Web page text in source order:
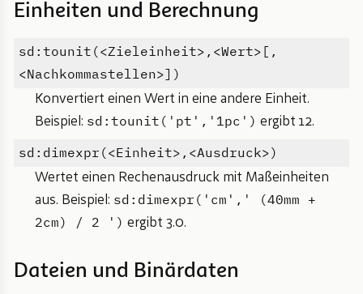
Einheiten und Berechnung
sd:tounit(<Zieleinheit>,<Wert>[,
<Nachkommastellen>])
Konvertiert einen Wert in eine andere Einheit.
Beispiel: sd:tounit('pt','1pc') ergibt 12.
sd:dimexpr(<Einheit>,<Ausdruck>)
Wertet einen Rechenausdruck mit Maßeinheiten
aus. Beispiel: sd:dimexpr('cm',' (40mm +
2cm) / 2 ') ergibt 3.0.
Dateien und Binärdaten